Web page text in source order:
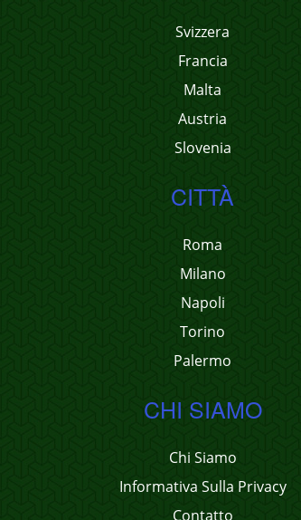
Svizzera
Francia
Malta
Austria
Slovenia
CITTÀ
Roma
Milano
Napoli
Torino
Palermo
CHI SIAMO
Chi Siamo
Informativa Sulla Privacy
Contatto